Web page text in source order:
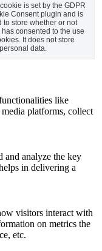
is set by the GDPR
Consent plugin and is
to store whether or not
has consented to the use
It does not store
data.
like
platforms, collect
and analyze the key
in delivering a
visitors interact with
on metrics the
etc.